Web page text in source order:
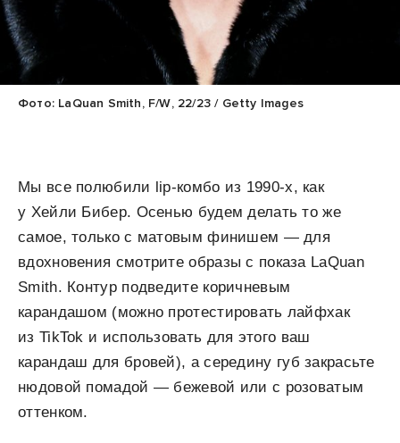
Фото: LaQuan Smith, F/W, 22/23 / Getty Images
Мы все полюбили lip-комбо из 1990-х, как
у Хейли Бибер. Осенью будем делать то же
самое, только с матовым финишем — для
вдохновения смотрите образы с показа LaQuan
Smith. Контур подведите коричневым
карандашом (можно протестировать лайфхак
из TikTok и использовать для этого ваш
карандаш для бровей), а середину губ закрасьте
нюдовой помадой — бежевой или с розоватым
оттенком.